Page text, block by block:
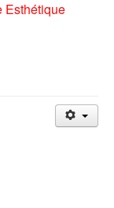
Esthétique